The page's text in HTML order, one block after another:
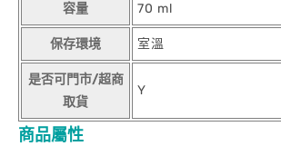
容量 70 ml
保存環境 室溫
是否可門市/超商
取貨
Y
商品屬性